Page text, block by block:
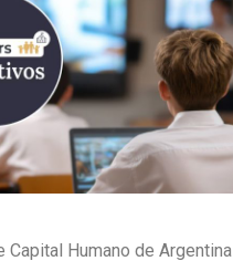
Capital Humano de